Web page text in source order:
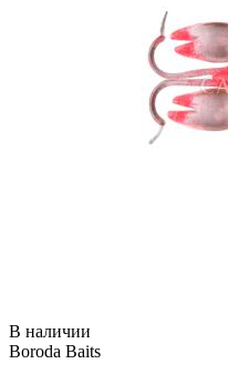
В наличии
Boroda Baits